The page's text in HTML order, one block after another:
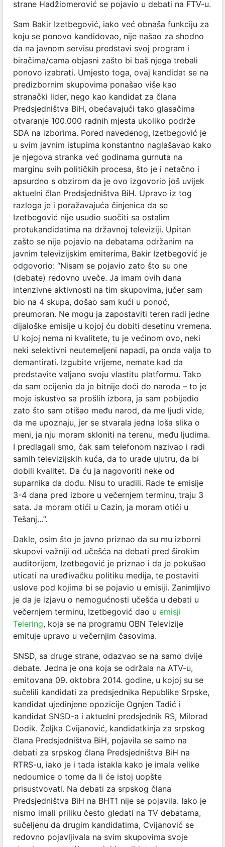
strane Hadžiomerović se pojavio u debati na FTV-u.
Sam Bakir Izetbegović, iako već obnaša funkciju za
koju se ponovo kandidovao, nije našao za shodno
da na javnom servisu predstavi svoj program i
biračima/cama objasni zašto bi baš njega trebali
ponovo izabrati. Umjesto toga, ovaj kandidat se na
predizbornim skupovima ponašao više kao
stranački lider, nego kao kandidat za člana
Predsjedništva BiH, obećavajući tako glasačima
otvaranje 100.000 radnih mjesta ukoliko podrže
SDA na izborima. Pored navedenog, Izetbegović je
u svim javnim istupima konstantno naglašavao kako
je njegova stranka već godinama gurnuta na
marginu svih političkih procesa, što je i netačno i
apsurdno s obzirom da je ovo izgovorio još uvijek
aktuelni član Predsjedništva BiH. Upravo iz tog
razloga je i poražavajuća činjenica da se
Izetbegović nije usudio suočiti sa ostalim
protukandidatima na državnoj televiziji. Upitan
zašto se nije pojavio na debatama održanim na
javnim televizijskim emiterima, Bakir Izetbegović je
odgovorio: “Nisam se pojavio zato što su one
(debate) redovno uveče. Ja imam ovih dana
intenzivne aktivnosti na tim skupovima, jučer sam
bio na 4 skupa, došao sam kući u ponoć,
preumoran. Ne mogu ja zapostaviti teren radi jedne
dijaloške emisije u kojoj ću dobiti desetinu vremena.
U kojoj nema ni kvalitete, tu je većinom ovo, neki
neki selektivni neutemeljeni napadi, pa onda valja to
demantirati. Izgubite vrijeme, nemate kad da
predstavite valjano svoju vlastitu platformu. Tako
da sam ocijenio da je bitnije doći do naroda – to je
moje iskustvo sa prošlih izbora, ja sam pobijedio
zato što sam otišao među narod, da me ljudi vide,
da me upoznaju, jer se stvarala jedna loša slika o
meni, ja nju moram skloniti na terenu, među ljudima.
I predlagali smo, čak sam telefonom nazivao i radi
samih televizijskih kuća, da to urade ujutru, da bi
dobili kvalitet. Da ću ja nagovoriti neke od
suparnika da dođu. Nisu to uradili. Rade te emisije
3-4 dana pred izbore u večernjem terminu, traju 3
sata. Ja moram otići u Cazin, ja moram otići u
Tešanj…”.
Dakle, osim što je javno priznao da su mu izborni
skupovi važniji od učešća na debati pred širokim
auditorijem, Izetbegović je priznao i da je pokušao
uticati na uređivačku politiku medija, te postaviti
uslove pod kojima bi se pojavio u emisiji. Zanimljivo
je da je izjavu o nemogućnosti učešća u debati u
večernjem terminu, Izetbegović dao u emisji
Telering, koja se na programu OBN Televizije
emituje upravo u večernjim časovima.
SNSD, sa druge strane, odazvao se na samo dvije
debate. Jedna je ona koja se održala na ATV-u,
emitovana 09. oktobra 2014. godine, u kojoj su se
sučelili kandidati za predsjednika Republike Srpske,
kandidat ujedinjene opozicije Ognjen Tadić i
kandidat SNSD-a i aktuelni predsjednik RS, Milorad
Dodik. Željka Cvijanović, kandidatkinja za srpskog
člana Predsjedništva BiH, pojavila se samo na
debati za srpskog člana Predsjedništva BiH na
RTRS-u, iako je i tada istakla kako je imala velike
nedoumice o tome da li će istoj uopšte
prisustvovati. Na debati za srpskog člana
Predsjedništva BiH na BHT1 nije se pojavila. Iako je
nismo imali priliku često gledati na TV debatama,
sučeljenu da drugim kandidatima, Cvijanović se
redovno pojavljivala na svim skupovima svoje